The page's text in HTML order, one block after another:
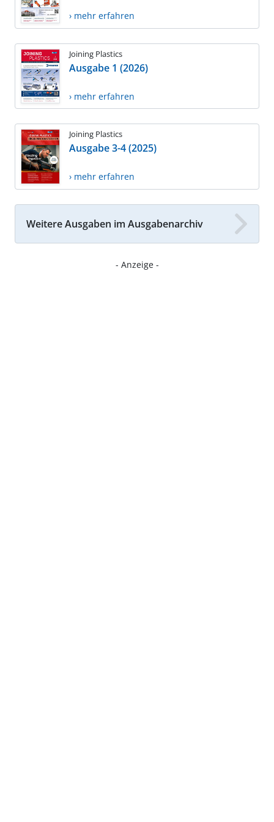
› mehr erfahren
Joining Plastics
Ausgabe 1 (2026)
› mehr erfahren
Joining Plastics
Ausgabe 3-4 (2025)
› mehr erfahren
Weitere Ausgaben im Ausgabenarchiv
- Anzeige -